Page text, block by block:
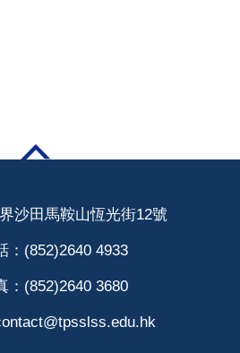
沙田馬鞍山恆光街12號
：(852)2640 4933
：(852)2640 3680